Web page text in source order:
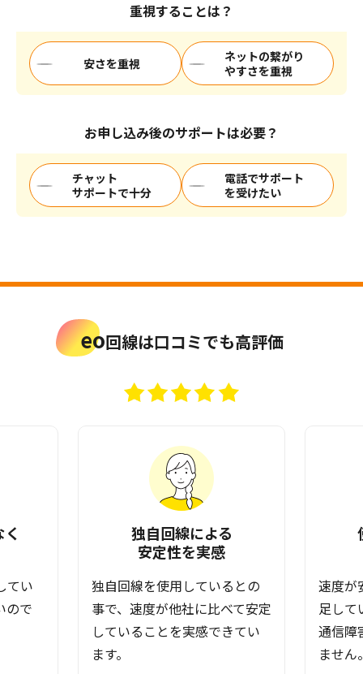
※2 別途契約事務手数料3,300円が必要です。標準工事費
（29,700円）は24回の分割払いでのお支払いとなります
が、キャンペーンにより、標準工事費分割支払い代金と同額
を毎月割引いたします。（2カ月目1,249円、3～25カ月目
1,237円割引）標準工事費分割払いの途中で解約された場合
さま宅の設備状況により追加工事費が必要になる場合があり
他工事費として3,300円が別途かかります。
※3 開通後、別途申請、および受取手続きが必要です。eo光ネッ
ト開通月を1カ月目として6カ月目の末日までにご申請くださ
するタブレットなどの端末残債は最大10,000円が上限です。
重視することは？
安さを重視
ネットの繋がり
やすさを重視
お申し込み後のサポートは必要？
チャット
サポートで十分
電話でサポート
を受けたい
eo回線は口コミでも高評価
てい
ので
独自回線による
安定性を実感
独自回線を使用しているとの
事で、速度が他社に比べて安定
していることを実感できてい
ます。
速度が
足して
通信障
ません